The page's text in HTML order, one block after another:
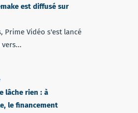
est diffusé sur
Prime Vidéo s'est lancé
lâche rien : à
le financement